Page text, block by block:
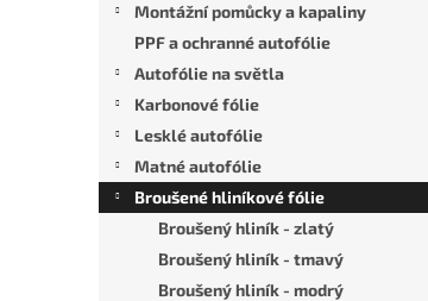
e
l
Montážní pomůcky a kapaliny
PPF a ochranné autofólie
Autofólie na světla
Karbonové fólie
Lesklé autofólie
Matné autofólie
Broušené hliníkové fólie
Broušený hliník - zlatý
Broušený hliník - tmavý
Broušený hliník - modrý